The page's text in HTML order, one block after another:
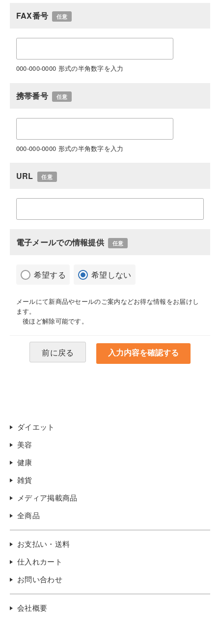
FAX番号 任意
000-000-0000 形式の半角数字を入力
携帯番号 任意
000-000-0000 形式の半角数字を入力
URL 任意
電子メールでの情報提供 任意
希望する 希望しない
メールにて新商品やセールのご案内などお得な情報をお届けし
ます。
後ほど解除可能です。
前に戻る
ダイエット
美容
健康
雑貨
メディア掲載商品
全商品
お支払い・送料
仕入れカート
お問い合わせ
会社概要